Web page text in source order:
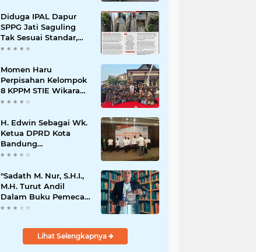
Diduga IPAL Dapur
SPPG Jati Saguling
Tak Sesuai Standar,
Warga Keluhkan
Mengalir ke Sungai
Momen Haru
Perpisahan Kelompok
8 KPPM STIE Wikara
Bersama Kepala Desa
Kecamatan Bojong
H. Edwin Sebagai Wk.
Ketua DPRD Kota
Bandung
Mengapresiasi Dan
Kepada
Kepemimpinan Merdi
Hajiji Sebagai ketua
DPD Lpm Kota
2021-2026
"Sadath M. Nur, S.H.I.,
M.H. Turut Andil
Dalam Buku Pemecah
Rekor MURI Puisi
Lihat Selengkapnya